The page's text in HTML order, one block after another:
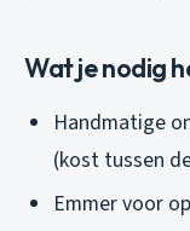
Wat je nodig
Handmatige
(kost tussen
Emmer voor